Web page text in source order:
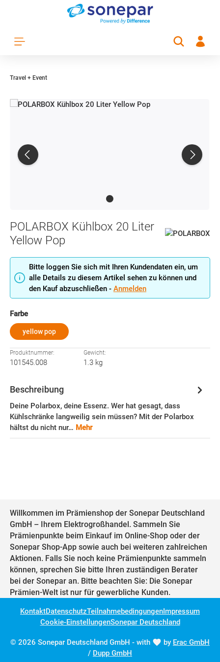
Zum Hauptinhalt springen
Travel + Event
POLARBOX Kühlbox 20 Liter
Yellow Pop
Bitte loggen Sie sich mit Ihren Kundendaten ein, um
alle Details zu diesem Artikel sehen zu können und
den Kauf abzuschließen - Anmelden
Farbeauswählen
yellow pop
Produktnummer:
101545.008
Gewicht:
1.3 kg
Beschreibung
Deine Polarbox, deine Essenz. Wer hat gesagt, dass
Kühlschränke langweilig sein müssen? Mit der Polarbox
hältst du nicht nur… Mehr
Willkommen im Prämienshop der Sonepar Deutschland
GmbH – Ihrem Elektrogroßhandel. Sammeln Sie
Prämienpunkte beim Einkauf im Online-Shop oder der
Sonepar Shop-App sowie auch bei weiteren zahlreichen
Aktionen. Falls Sie noch keine Prämienpunkte sammeln
können, sprechen Sie bitte Ihren zuständigen Berater
bei der Sonepar an. Bitte beachten Sie: Die Sonepar
Prämien-Welt ist nur für gewerbliche Kunden.
© 2026 Sonepar Deutschland GmbH - with by Erac GmbH
/ Dupp GmbH
KontaktDatenschutzTeilnahmebedingungenImpressum
Cookie-EinstellungenSonepar Deutschland